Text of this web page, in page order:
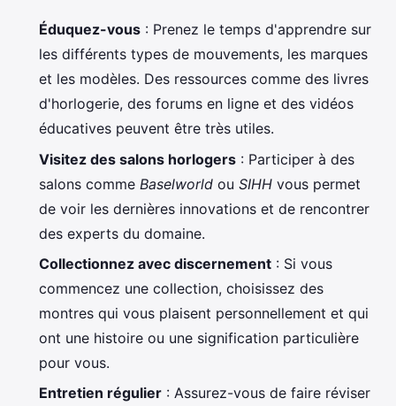
Éduquez-vous : Prenez le temps d'apprendre sur
les différents types de mouvements, les marques
et les modèles. Des ressources comme des livres
d'horlogerie, des forums en ligne et des vidéos
éducatives peuvent être très utiles.
Visitez des salons horlogers : Participer à des
salons comme Baselworld ou SIHH vous permet
de voir les dernières innovations et de rencontrer
des experts du domaine.
Collectionnez avec discernement : Si vous
commencez une collection, choisissez des
montres qui vous plaisent personnellement et qui
ont une histoire ou une signification particulière
pour vous.
Entretien régulier : Assurez-vous de faire réviser